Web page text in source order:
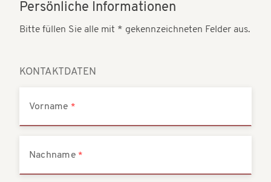
a
t
Persönliche Informationen
Bitte füllen Sie alle mit * gekennzeichneten Felder aus.
KONTAKTDATEN
Vorname
Nachname